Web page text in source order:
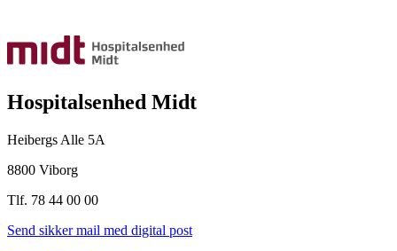
Hospitalsenhed Midt
Heibergs Alle 5A
8800 Viborg
Tlf. 78 44 00 00
Send sikker mail med digital post